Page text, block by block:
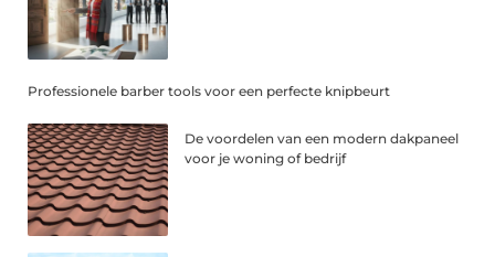
Professionele barber tools voor een perfecte knipbeurt
De voordelen van een modern dakpaneel
voor je woning of bedrijf